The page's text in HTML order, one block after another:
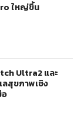
ใหญ่ขึ้น
Ultra2 และ
สุขภาพเชิง